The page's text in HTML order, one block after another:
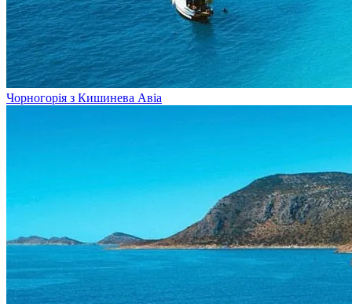
Чорногорія з Кишинева Авіа